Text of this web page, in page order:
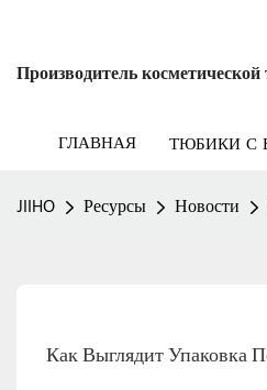
Производитель косметической
ГЛАВНАЯ ТЮБИКИ С
JIIHO Ресурсы Новости
Как Выглядит Упаковка